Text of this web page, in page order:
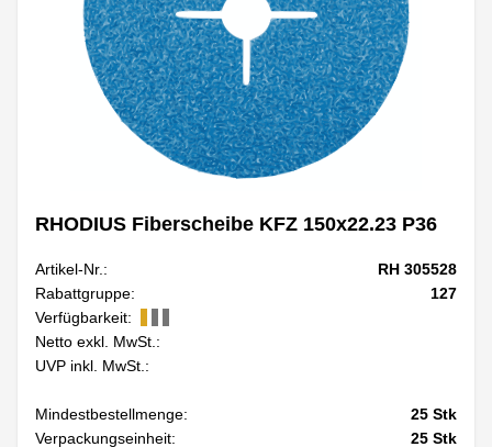
RHODIUS Fiberscheibe KFZ 150x22.23 P36
Artikel-Nr.:
RH 305528
Rabattgruppe:
127
Verfügbarkeit:
Netto exkl. MwSt.:
UVP inkl. MwSt.:
Mindestbestellmenge: 25 Stk
Verpackungseinheit:
25 Stk